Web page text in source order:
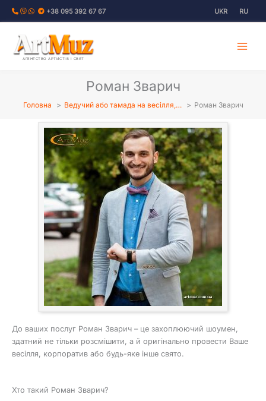
Перейти
+38 095 392 67 67 UKR RU
АГЕНТСТВО АРТИСТІВ І СВЯТ
Роман Зварич
Головна Ведучий або тамада на весілля,… Роман Зварич
До ваших послуг Роман Зварич – це захоплюючий шоумен,
здатний не тільки розсмішити, а й оригінально провести Ваше
весілля, корпоратив або будь-яке інше свято.
Хто такий Роман Зварич?